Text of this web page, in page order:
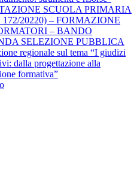
SCUOLA PRIMARIA
172/20220) – FORMAZIONE
– BANDO
SELEZIONE PUBBLICA
regionale sul tema “I giudizi
dalla progettazione alla
formativa”